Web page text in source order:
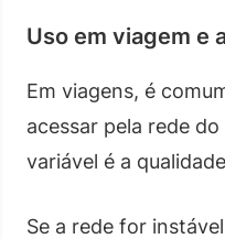
Uso em viagem e
Em viagens, é
acessar pela rede
variável é a
Se a rede for